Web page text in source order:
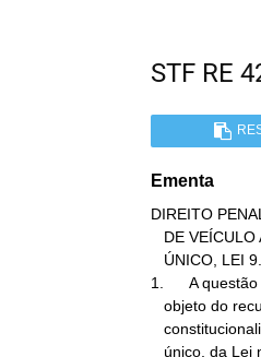
STF RE
Ementa
DIREITO
1.      A